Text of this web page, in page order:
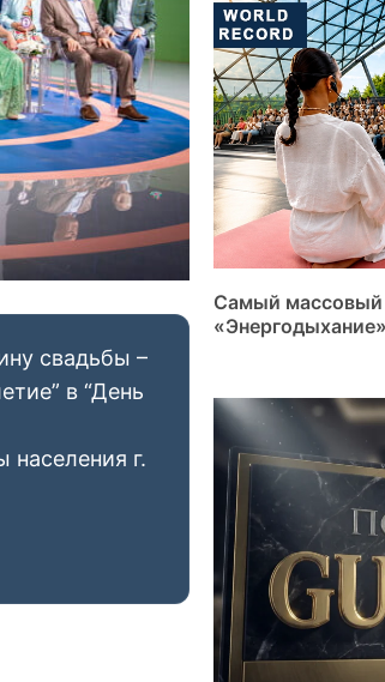
свадьбы –
в “День
населения г.
Самый массовый
«Энергодыхание»